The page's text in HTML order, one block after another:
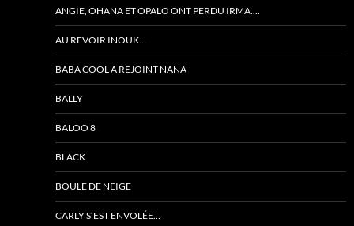
ANGIE, OHANA ET OPALO ONT PERDU IRMA….
AU REVOIR INOUK…
BABA COOL A REJOINT NANA
BALLY
BALOO 8
BLACK
BOULE DE NEIGE
CARLY S’EST ENVOLÉE…